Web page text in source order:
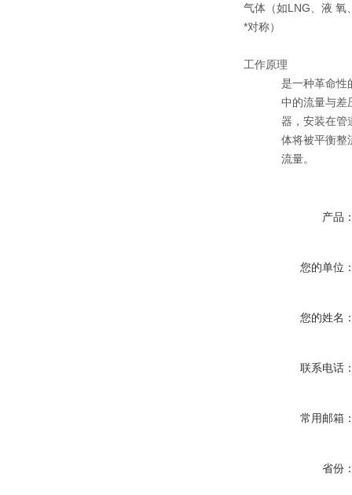
气体（如LNG、液 氧
*对称）
工作原理
是一种革命性
中的流量与差
器，安装在管
体将被平衡整
流量。
产品
您的单位
您的姓名
联系电话
常用邮箱
省份